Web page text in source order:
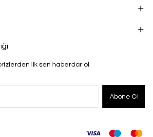
ilk sen haberdar ol.
Abone Ol